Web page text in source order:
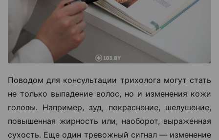
Поводом для консультации трихолога могут стать
не только выпадение волос, но и изменения кожи
головы. Например, зуд, покраснение, шелушение,
повышенная жирность или, наоборот, выраженная
сухость. Еще один тревожный сигнал — изменение